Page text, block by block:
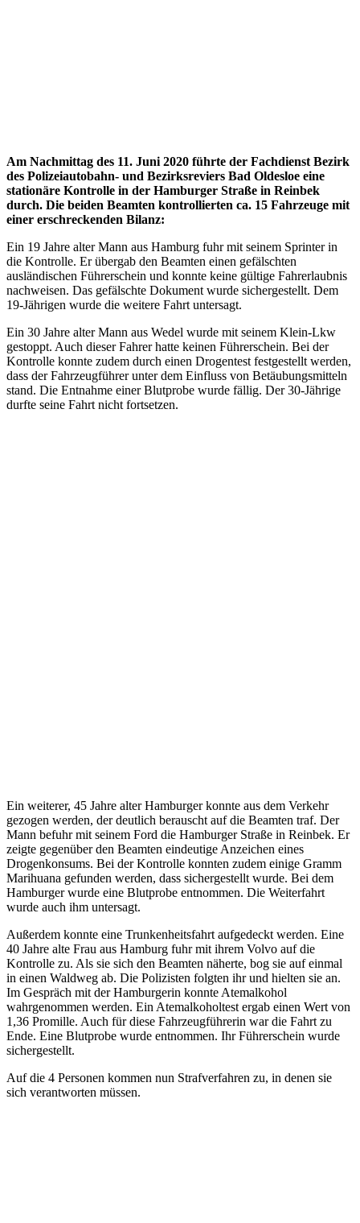
Am Nachmittag des 11. Juni 2020 führte der Fachdienst Bezirk
des Polizeiautobahn- und Bezirksreviers Bad Oldesloe eine
stationäre Kontrolle in der Hamburger Straße in Reinbek
durch. Die beiden Beamten kontrollierten ca. 15 Fahrzeuge mit
einer erschreckenden Bilanz:
Ein 19 Jahre alter Mann aus Hamburg fuhr mit seinem Sprinter in
die Kontrolle. Er übergab den Beamten einen gefälschten
ausländischen Führerschein und konnte keine gültige Fahrerlaubnis
nachweisen. Das gefälschte Dokument wurde sichergestellt. Dem
19-Jährigen wurde die weitere Fahrt untersagt.
Ein 30 Jahre alter Mann aus Wedel wurde mit seinem Klein-Lkw
gestoppt. Auch dieser Fahrer hatte keinen Führerschein. Bei der
Kontrolle konnte zudem durch einen Drogentest festgestellt werden,
dass der Fahrzeugführer unter dem Einfluss von Betäubungsmitteln
stand. Die Entnahme einer Blutprobe wurde fällig. Der 30-Jährige
durfte seine Fahrt nicht fortsetzen.
Ein weiterer, 45 Jahre alter Hamburger konnte aus dem Verkehr
gezogen werden, der deutlich berauscht auf die Beamten traf. Der
Mann befuhr mit seinem Ford die Hamburger Straße in Reinbek. Er
zeigte gegenüber den Beamten eindeutige Anzeichen eines
Drogenkonsums. Bei der Kontrolle konnten zudem einige Gramm
Marihuana gefunden werden, dass sichergestellt wurde. Bei dem
Hamburger wurde eine Blutprobe entnommen. Die Weiterfahrt
wurde auch ihm untersagt.
Außerdem konnte eine Trunkenheitsfahrt aufgedeckt werden. Eine
40 Jahre alte Frau aus Hamburg fuhr mit ihrem Volvo auf die
Kontrolle zu. Als sie sich den Beamten näherte, bog sie auf einmal
in einen Waldweg ab. Die Polizisten folgten ihr und hielten sie an.
Im Gespräch mit der Hamburgerin konnte Atemalkohol
wahrgenommen werden. Ein Atemalkoholtest ergab einen Wert von
1,36 Promille. Auch für diese Fahrzeugführerin war die Fahrt zu
Ende. Eine Blutprobe wurde entnommen. Ihr Führerschein wurde
sichergestellt.
Auf die 4 Personen kommen nun Strafverfahren zu, in denen sie
sich verantworten müssen.